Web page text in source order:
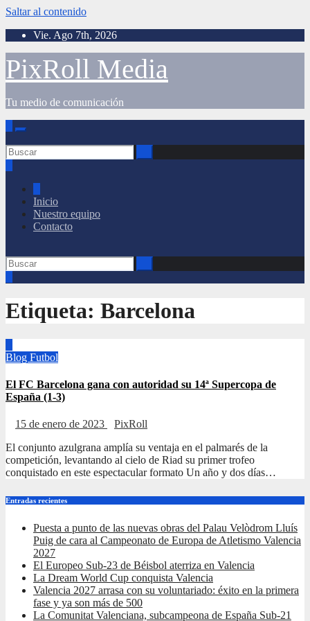
Saltar al contenido
Vie. Ago 7th, 2026
PixRoll Media
Tu medio de comunicación
Inicio
Nuestro equipo
Contacto
Etiqueta: Barcelona
Blog Futbol
El FC Barcelona gana con autoridad su 14ª Supercopa de
España (1-3)
15 de enero de 2023
PixRoll
El conjunto azulgrana amplía su ventaja en el palmarés de la
competición, levantando al cielo de Riad su primer trofeo
conquistado en este espectacular formato Un año y dos días…
Entradas recientes
Puesta a punto de las nuevas obras del Palau Velòdrom Lluís
Puig de cara al Campeonato de Europa de Atletismo Valencia
2027
El Europeo Sub-23 de Béisbol aterriza en Valencia
La Dream World Cup conquista Valencia
Valencia 2027 arrasa con su voluntariado: éxito en la primera
fase y ya son más de 500
La Comunitat Valenciana, subcampeona de España Sub-21